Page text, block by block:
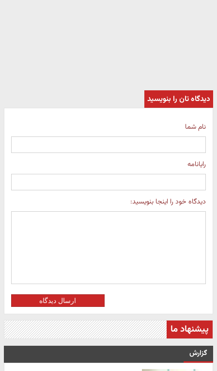
دیدگاه تان را بنویسید
نام شما
رایانامه
دیدگاه خود را اینجا بنویسید:
ارسال دیدگاه
پیشنهاد ما
گزارش